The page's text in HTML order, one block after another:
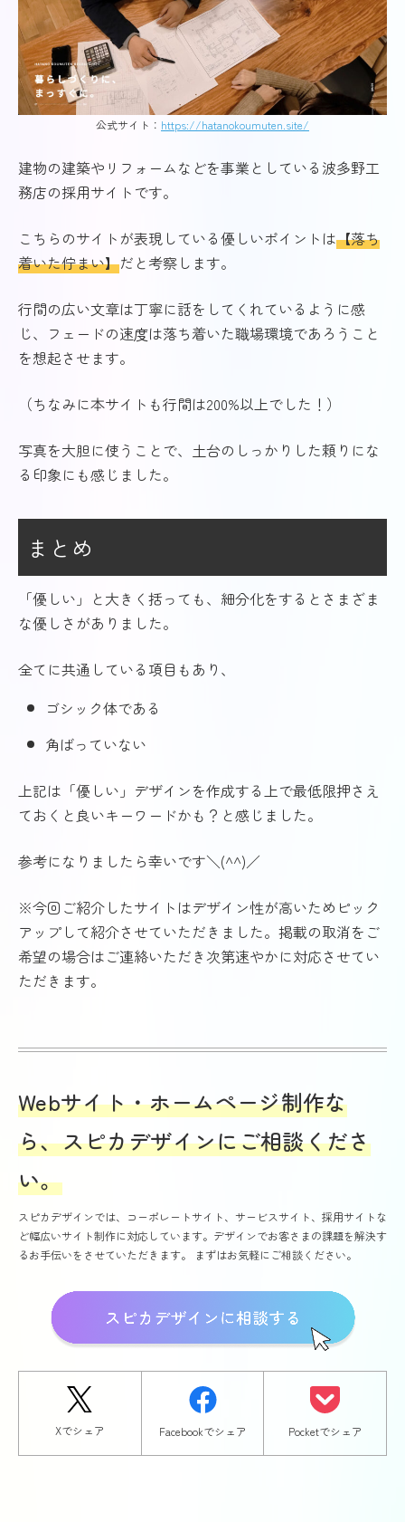
公式サイト： https://hatanokoumuten.site/
建物の建築やリフォームなどを事業としている波多野工
務店の採用サイトです。
こちらのサイトが表現している優しいポイントは【落ち
着いた佇まい】だと考察します。
行間の広い文章は丁寧に話をしてくれているように感
じ、フェードの速度は落ち着いた職場環境であろうこと
を想起させます。
（ちなみに本サイトも行間は200%以上でした！）
写真を大胆に使うことで、土台のしっかりした頼りにな
る印象にも感じました。
まとめ
「優しい」と大きく括っても、細分化をするとさまざま
な優しさがありました。
全てに共通している項目もあり、
ゴシック体である
角ばっていない
上記は「優しい」デザインを作成する上で最低限押さえ
ておくと良いキーワードかも？と感じました。
参考になりましたら幸いです＼(^^)／
※今回ご紹介したサイトはデザイン性が高いためピック
アップして紹介させていただきました。掲載の取消をご
希望の場合はご連絡いただき次第速やかに対応させてい
ただきます。
Webサイト・ホームページ制作な
ら、スピカデザインにご相談くださ
い。
スピカデザインでは、コーポレートサイト、サービスサイト、採用サイトな
ど幅広いサイト制作に対応しています。デザインでお客さまの課題を解決す
るお手伝いをさせていただきます。 まずはお気軽にご相談ください。
Xでシェア Facebookでシェア Pocketでシェア